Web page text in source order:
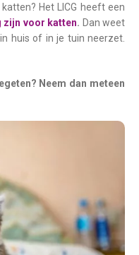
Het LICG heeft een
zijn voor katten. Dan weet
huis of in je tuin neerzet.
Neem dan meteen